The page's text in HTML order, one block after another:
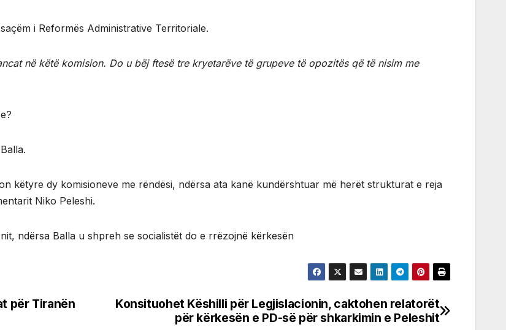
i Reformës Administrative Territoriale.
në këtë komision. Do u bëj ftesë tre kryetarëve të grupeve të opozitës që të nisim me
këtyre dy komisioneve me rëndësi, ndërsa ata kanë kundërshtuar më herët strukturat e reja
Niko Peleshi.
ndërsa Balla u shpreh se socialistët do e rrëzojnë kërkesën
Konsituohet Këshilli për Legjislacionin, caktohen relatorët
për kërkesën e PD-së për shkarkimin e Peleshit
për Tiranën